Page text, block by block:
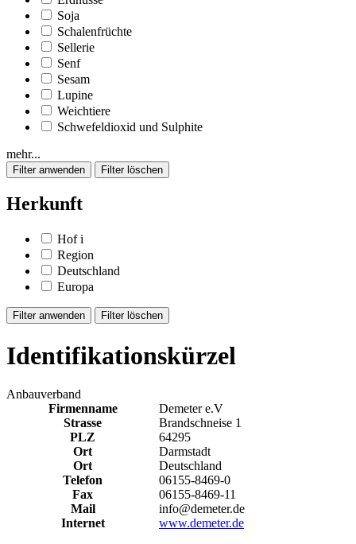
Soja
Schalenfrüchte
Sellerie
Senf
Sesam
Lupine
Weichtiere
Schwefeldioxid und Sulphite
mehr...
Herkunft
Hof i
Region
Deutschland
Europa
Identifikationskürzel
Anbauverband
Firmenname
Demeter e.V
Strasse
Brandschneise 1
PLZ
64295
Ort
Darmstadt
Ort
Deutschland
Telefon
06155-8469-0
Fax
06155-8469-11
Mail
info@demeter.de
Internet
www.demeter.de